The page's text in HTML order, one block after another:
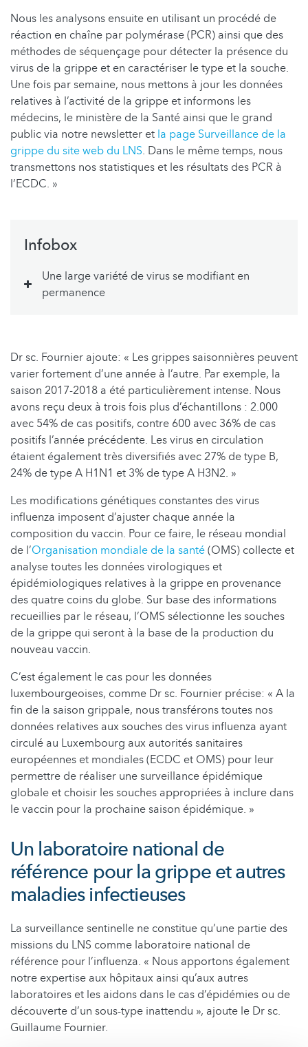
Nous les analysons ensuite en utilisant un procédé de
réaction en chaîne par polymérase (PCR) ainsi que des
méthodes de séquençage pour détecter la présence du
virus de la grippe et en caractériser le type et la souche.
Une fois par semaine, nous mettons à jour les données
relatives à l’activité de la grippe et informons les
médecins, le ministère de la Santé ainsi que le grand
public via notre newsletter et la page Surveillance de la
grippe du site web du LNS. Dans le même temps, nous
transmettons nos statistiques et les résultats des PCR à
l’ECDC. »
Infobox
Une large variété de virus se modifiant en
permanence
Dr sc. Fournier ajoute: « Les grippes saisonnières peuvent
varier fortement d’une année à l’autre. Par exemple, la
saison 2017-2018 a été particulièrement intense. Nous
avons reçu deux à trois fois plus d’échantillons : 2.000
avec 54% de cas positifs, contre 600 avec 36% de cas
positifs l’année précédente. Les virus en circulation
étaient également très diversifiés avec 27% de type B,
24% de type A H1N1 et 3% de type A H3N2. »
Les modifications génétiques constantes des virus
influenza imposent d’ajuster chaque année la
composition du vaccin. Pour ce faire, le réseau mondial
de l’Organisation mondiale de la santé(OMS) collecte et
analyse toutes les données virologiques et
épidémiologiques relatives à la grippe en provenance
des quatre coins du globe. Sur base des informations
recueillies par le réseau, l’OMS sélectionne les souches
de la grippe qui seront à la base de la production du
nouveau vaccin.
C’est également le cas pour les données
luxembourgeoises, comme Dr sc. Fournier précise: « A la
fin de la saison grippale, nous transférons toutes nos
données relatives aux souches des virus influenza ayant
circulé au Luxembourg aux autorités sanitaires
européennes et mondiales (ECDC et OMS) pour leur
permettre de réaliser une surveillance épidémique
globale et choisir les souches appropriées à inclure dans
le vaccin pour la prochaine saison épidémique. »
Un laboratoire national de
référence pour la grippe et autres
maladies infectieuses
La surveillance sentinelle ne constitue qu’une partie des
missions du LNS comme laboratoire national de
référence pour l’influenza. « Nous apportons également
notre expertise aux hôpitaux ainsi qu’aux autres
laboratoires et les aidons dans le cas d’épidémies ou de
découverte d’un sous-type inattendu », ajoute le Dr sc.
Guillaume Fournier.